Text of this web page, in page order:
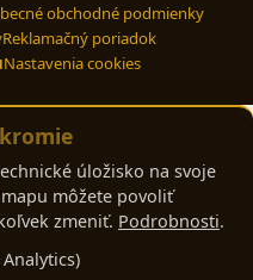
obchodné podmienky
Reklamačný poriadok
Nastavenia cookies
úložisko na svoje
môžete povoliť
zmeniť. Podrobnosti.